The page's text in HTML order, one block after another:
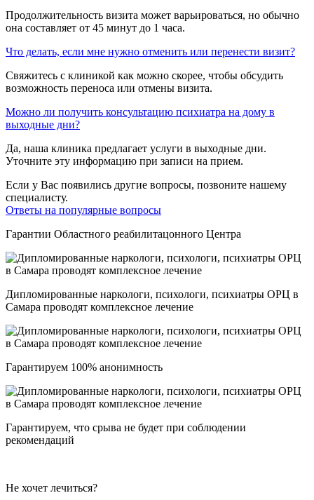
Продолжительность визита может варьироваться, но обычно
она составляет от 45 минут до 1 часа.
Что делать, если мне нужно отменить или перенести визит?
Свяжитесь с клиникой как можно скорее, чтобы обсудить
возможность переноса или отмены визита.
Можно ли получить консультацию психиатра на дому в
выходные дни?
Да, наша клиника предлагает услуги в выходные дни.
Уточните эту информацию при записи на прием.
Если у Вас появились другие вопросы, позвоните нашему
специалисту.
Ответы на популярные вопросы
Гарантии Областного реабилитацонного Центра
Дипломированные наркологи, психологи, психиатры ОРЦ в
Самара проводят комплексное лечение
Гарантируем 100% анонимность
Гарантируем, что срыва не будет при соблюдении
рекомендаций
Не хочет лечиться?